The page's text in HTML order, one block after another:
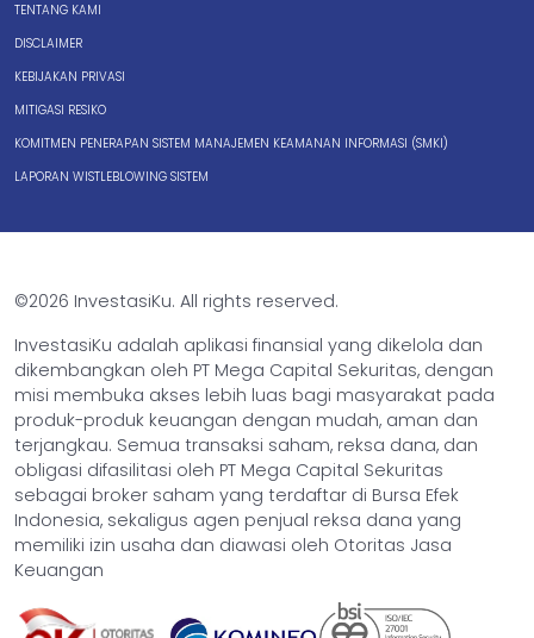
TENTANG KAMI
DISCLAIMER
KEBIJAKAN PRIVASI
MITIGASI RESIKO
KOMITMEN PENERAPAN SISTEM MANAJEMEN KEAMANAN INFORMASI (SMKI)
LAPORAN WISTLEBLOWING SISTEM
©2026 InvestasiKu. All rights reserved.
InvestasiKu adalah aplikasi finansial yang dikelola dan
dikembangkan oleh PT Mega Capital Sekuritas, dengan
misi membuka akses lebih luas bagi masyarakat pada
produk-produk keuangan dengan mudah, aman dan
terjangkau. Semua transaksi saham, reksa dana, dan
obligasi difasilitasi oleh PT Mega Capital Sekuritas
sebagai broker saham yang terdaftar di Bursa Efek
Indonesia, sekaligus agen penjual reksa dana yang
memiliki izin usaha dan diawasi oleh Otoritas Jasa
Keuangan